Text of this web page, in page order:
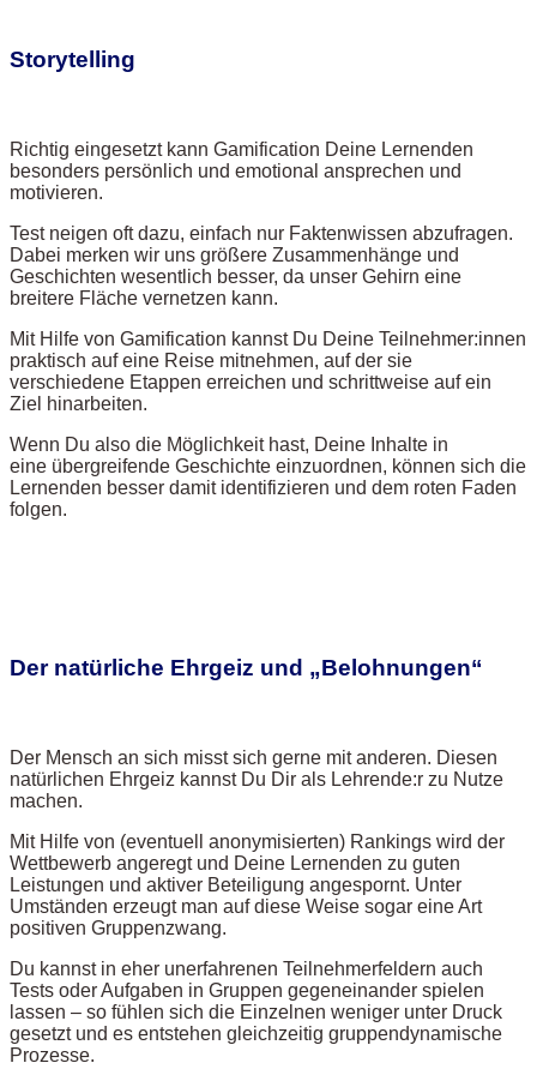
Storytelling
Richtig eingesetzt kann Gamification Deine Lernenden
besonders persönlich und emotional ansprechen und
motivieren.
Test neigen oft dazu, einfach nur Faktenwissen abzufragen.
Dabei merken wir uns größere Zusammenhänge und
Geschichten wesentlich besser, da unser Gehirn eine
breitere Fläche vernetzen kann.
Mit Hilfe von Gamification kannst Du Deine Teilnehmer:innen
praktisch auf eine Reise mitnehmen, auf der sie
verschiedene Etappen erreichen und schrittweise auf ein
Ziel hinarbeiten.
Wenn Du also die Möglichkeit hast, Deine Inhalte in
eine übergreifende Geschichte einzuordnen, können sich die
Lernenden besser damit identifizieren und dem roten Faden
folgen.
Der natürliche Ehrgeiz und „Belohnungen“
Der Mensch an sich misst sich gerne mit anderen. Diesen
natürlichen Ehrgeiz kannst Du Dir als Lehrende:r zu Nutze
machen.
Mit Hilfe von (eventuell anonymisierten) Rankings wird der
Wettbewerb angeregt und Deine Lernenden zu guten
Leistungen und aktiver Beteiligung angespornt. Unter
Umständen erzeugt man auf diese Weise sogar eine Art
positiven Gruppenzwang.
Du kannst in eher unerfahrenen Teilnehmerfeldern auch
Tests oder Aufgaben in Gruppen gegeneinander spielen
lassen – so fühlen sich die Einzelnen weniger unter Druck
gesetzt und es entstehen gleichzeitig gruppendynamische
Prozesse.